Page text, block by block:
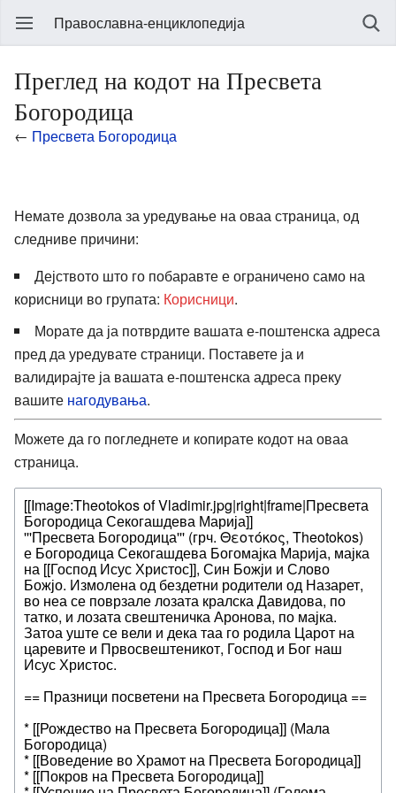
Православна-енциклопедија
Преглед на кодот на Пресвета
Богородица
← Пресвета Богородица
Немате дозвола за уредување на оваа страница, од
следниве причини:
Дејството што го побаравте е ограничено само на
корисници во групата: Корисници.
Морате да ја потврдите вашата е-поштенска адреса
пред да уредувате страници. Поставете ја и
валидирајте ја вашата е-поштенска адреса преку
вашите нагодувања.
Можете да го погледнете и копирате кодот на оваа
страница.